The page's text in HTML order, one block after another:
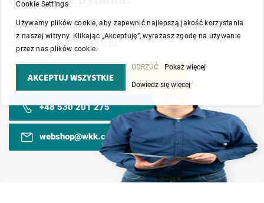
Nie wahaj się z nami skontaktować. Nasi doświadczeni
doradcy chętnie Ci pomogą.
Kontakt
+48 530 201 275
webshop@wkk.com.pl
Cookie Settings
Używamy plików cookie, aby zapewnić najlepszą jakość korzystania
z naszej witryny. Klikając „Akceptuję”, wyrażasz zgodę na używanie
przez nas plików cookie.
AKCEPTUJ WSZYSTKIE
ODRZUĆ Pokaż więcej
Dowiedz się więcej